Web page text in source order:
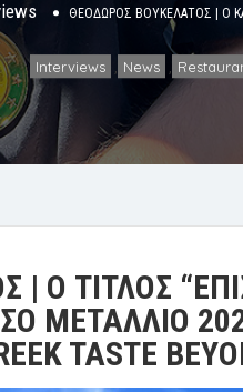
ΘΕΟΔΩΡΟΣ ΒΟΥΚΕΛΑΤΟΣ | Ο
Interviews , News ,
| Ο ΤΙΤΛΟΣ
ΜΕΤΑΛΛΙΟ
TASTE